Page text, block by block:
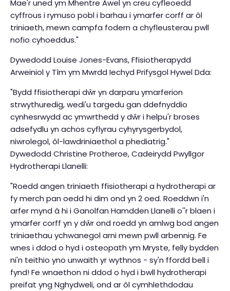
Mae'r uned ym Mhentre Awel yn creu cyfleoedd
cyffrous i rymuso pobl i barhau i ymarfer corff ar ôl
triniaeth, mewn campfa fodern a chyfleusterau pwll
nofio cyhoeddus."
Dywedodd Louise Jones-Evans, Ffisiotherapydd
Arweiniol y Tîm ym Mwrdd Iechyd Prifysgol Hywel Dda:
"Bydd ffisiotherapi dŵr yn darparu ymarferion
strwythuredig, wedi'u targedu gan ddefnyddio
cynhesrwydd ac ymwrthedd y dŵr i helpu'r broses
adsefydlu yn achos cyflyrau cyhyrysgerbydol,
niwrolegol, ôl-lawdriniaethol a phediatrig."
Dywedodd Christine Protheroe, Cadeirydd Pwyllgor
Hydrotherapi Llanelli:
"Roedd angen triniaeth ffisiotherapi a hydrotherapi ar
fy merch pan oedd hi dim ond yn 2 oed. Roeddwn i'n
arfer mynd â hi i Ganolfan Hamdden Llanelli o''r blaen i
ymarfer corff yn y dŵr ond roedd yn amlwg bod angen
triniaethau ychwanegol arni mewn pwll arbennig. Fe
wnes i ddod o hyd i osteopath ym Mryste, felly bydden
ni'n teithio yno unwaith yr wythnos - sy'n ffordd bell i
fynd! Fe wnaethon ni ddod o hyd i bwll hydrotherapi
preifat yng Nghydweli, ond ar ôl cymhlethdodau